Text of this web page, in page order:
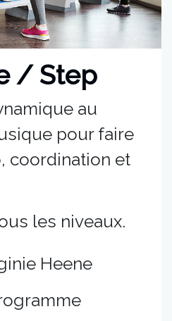
/ Step
au
pour faire
coordination et
les niveaux.
Heene